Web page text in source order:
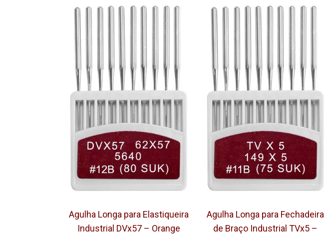
Agulha Longa para Elastiqueira
Industrial DVx57 – Orange
Agulha Longa para Fechadeira
de Braço Industrial TVx5 –